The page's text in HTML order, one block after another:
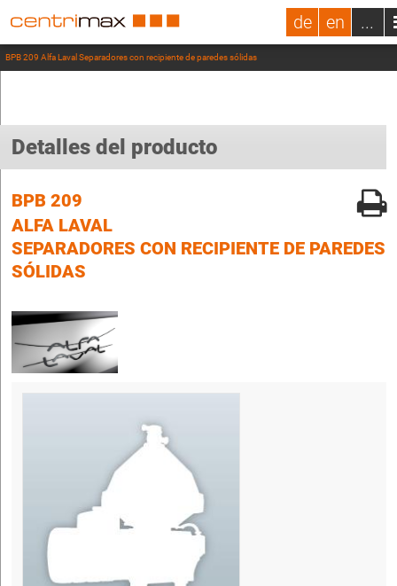
de en ...
BPB 209 Alfa Laval Separadores con recipiente de paredes sólidas
Detalles del producto
BPB 209
ALFA LAVAL
SEPARADORES CON RECIPIENTE DE PAREDES
SÓLIDAS